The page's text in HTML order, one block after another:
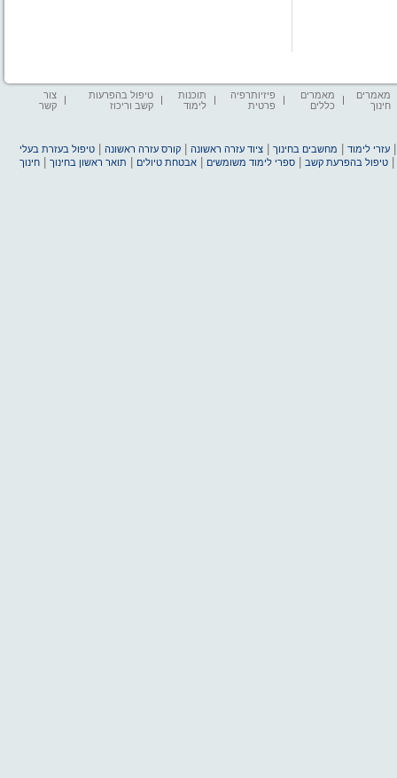
מאמרים
חינוך
מאמרים
כללים
פיזיותרפיה
פרטית
תוכנות
לימוד
טיפול בהפרעות
קשב וריכוז
צור
קשר
עזרי לימוד מחשבים בחינוך |ציוד עזרה ראשונה |קורס עזרה ראשונה |טיפול בעזרת בעלי
|טיפול בהפרעת קשב |ספרי לימוד משומשים |אבטחת טיולים תואר ראשון בחינוך |חינוך